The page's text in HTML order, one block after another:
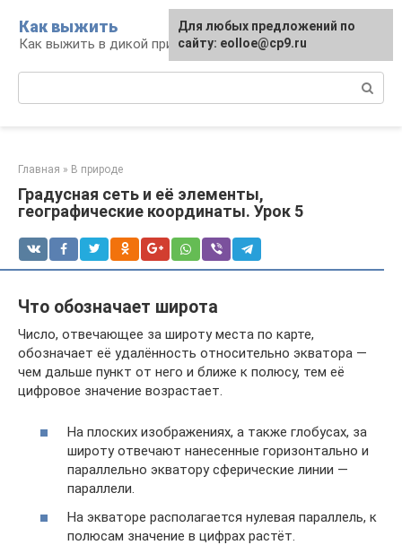
контенту
Как выжить
Как выжить в дикой природе и при ЧС
Главная » В природе
Градусная сеть и её элементы,
географические координаты. Урок 5
Что обозначает широта
Число, отвечающее за широту места по карте,
обозначает её удалённость относительно экватора —
чем дальше пункт от него и ближе к полюсу, тем её
цифровое значение возрастает.
На плоских изображениях, а также глобусах, за
широту отвечают нанесенные горизонтально и
параллельно экватору сферические линии —
параллели.
На экваторе располагается нулевая параллель, к
полюсам значение в цифрах растёт.
Для любых предложений по
сайту: eolloe@cp9.ru